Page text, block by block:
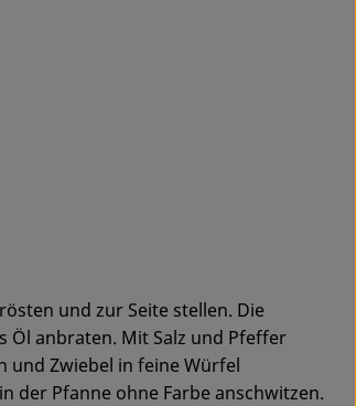
und zur Seite stellen. Die
Öl anbraten. Mit Salz und Pfeffer
und Zwiebel in feine Würfel
der Pfanne ohne Farbe anschwitzen.